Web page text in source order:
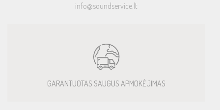
info@soundservice.lt
GARANTUOTAS SAUGUS APMOKĖJIMAS